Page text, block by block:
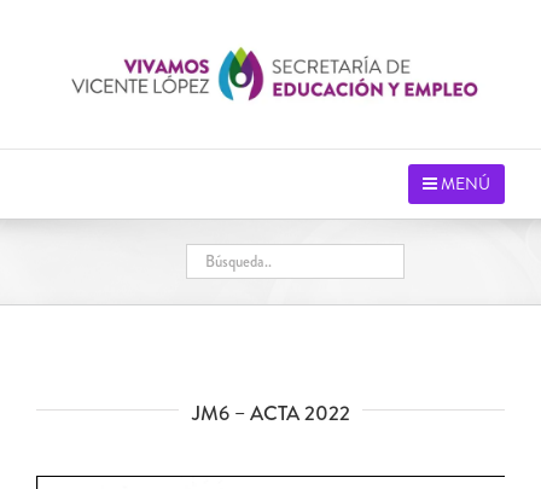
MENÚ
JM6 – ACTA 2022